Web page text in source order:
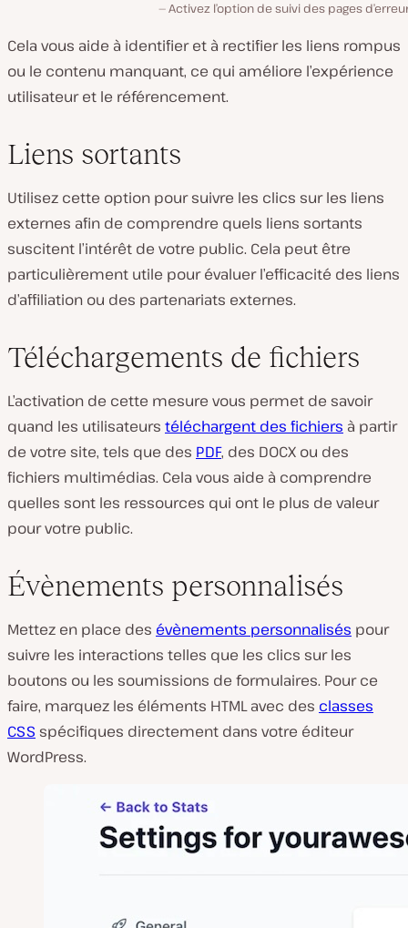
Activez l’option de suivi des pages
Cela vous aide à identifier et à rectifier les liens rompus
ou le contenu manquant, ce qui améliore l’expérience
utilisateur et le référencement.
Liens sortants
Utilisez cette option pour suivre les clics sur les liens
externes afin de comprendre quels liens sortants
suscitent l’intérêt de votre public. Cela peut être
particulièrement utile pour évaluer l’efficacité des liens
d’affiliation ou des partenariats externes.
Téléchargements de fichiers
L’activation de cette mesure vous permet de savoir
quand les utilisateurs téléchargent des fichiers à partir
de votre site, tels que des PDF, des DOCX ou des
fichiers multimédias. Cela vous aide à comprendre
quelles sont les ressources qui ont le plus de valeur
pour votre public.
Évènements personnalisés
Mettez en place des évènements personnalisés pour
suivre les interactions telles que les clics sur les
boutons ou les soumissions de formulaires. Pour ce
faire, marquez les éléments HTML avec des classes
CSS spécifiques directement dans votre éditeur
WordPress.